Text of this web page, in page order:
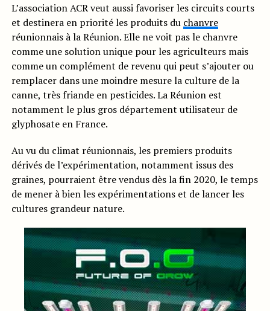
L’association ACR veut aussi favoriser les circuits courts
et destinera en priorité les produits du chanvre
réunionnais à la Réunion. Elle ne voit pas le chanvre
comme une solution unique pour les agriculteurs mais
comme un complément de revenu qui peut s’ajouter ou
remplacer dans une moindre mesure la culture de la
canne, très friande en pesticides. La Réunion est
notamment le plus gros département utilisateur de
glyphosate en France.
Au vu du climat réunionnais, les premiers produits
dérivés de l’expérimentation, notamment issus des
graines, pourraient être vendus dès la fin 2020, le temps
de mener à bien les expérimentations et de lancer les
cultures grandeur nature.